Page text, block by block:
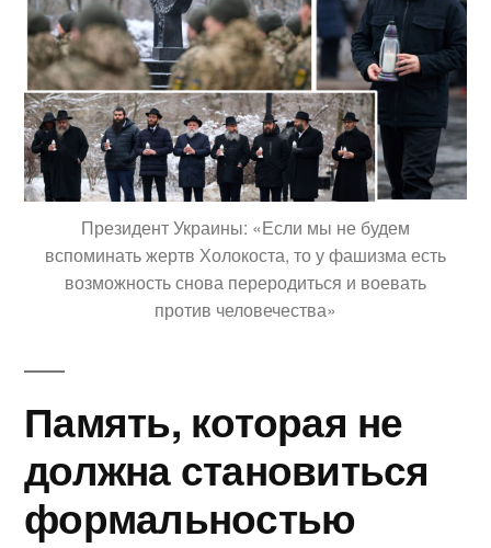
Президент Украины: «Если мы не будем
вспоминать жертв Холокоста, то у фашизма есть
возможность снова переродиться и воевать
против человечества»
Память, которая не
должна становиться
формальностью